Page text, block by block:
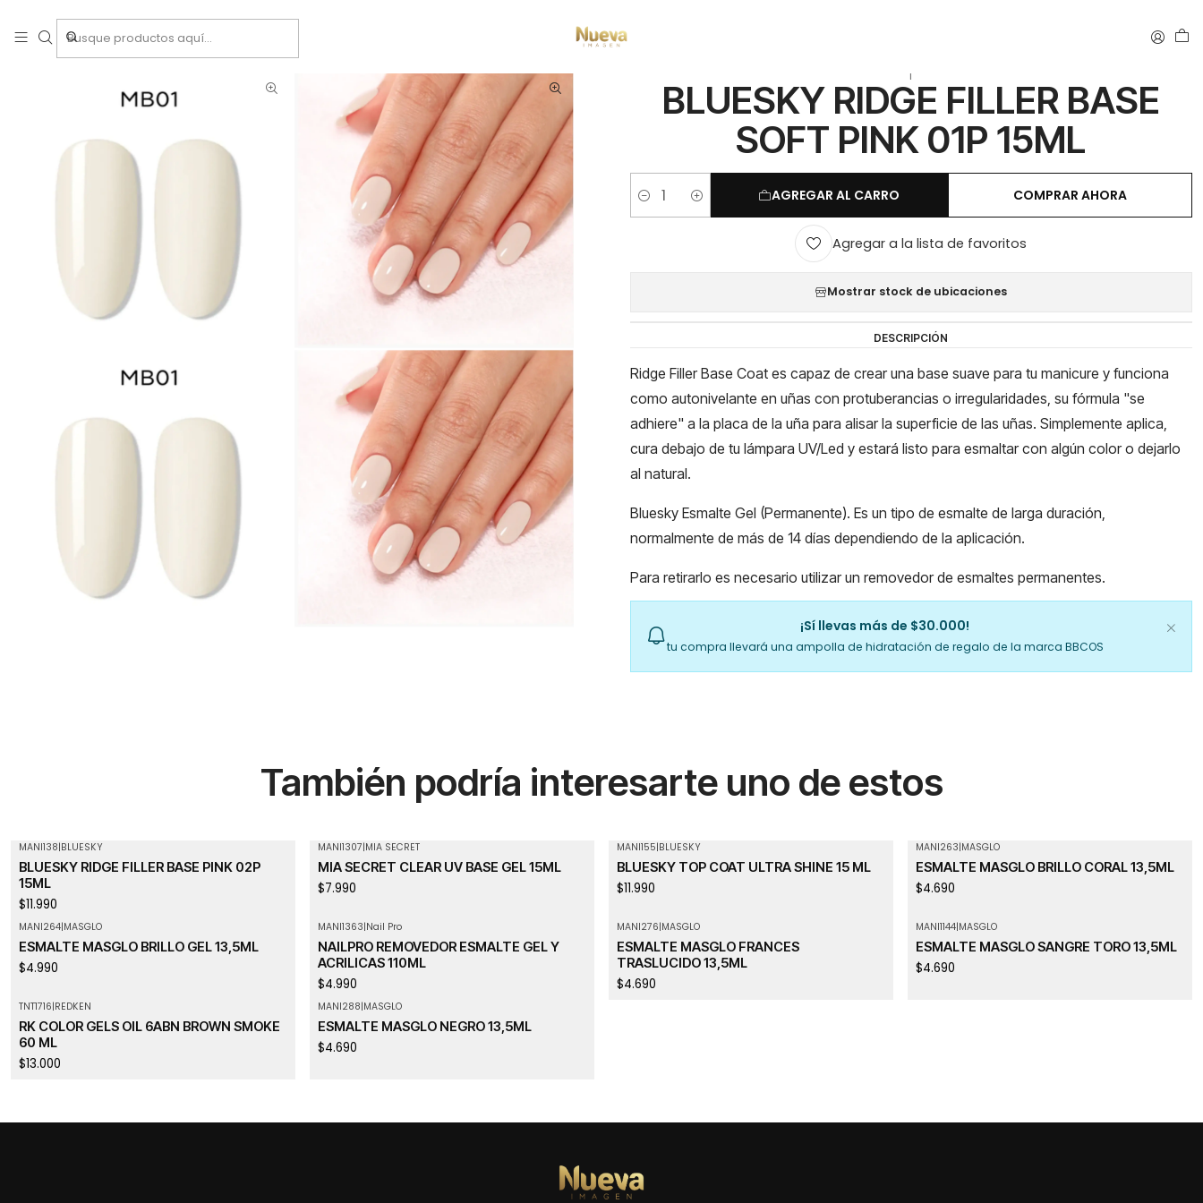
|
BLUESKY RIDGE FILLER BASE
SOFT PINK 01P 15ML
Cantidad AGREGAR AL CARRO COMPRAR AHORA
Agregar a la lista de favoritos
Mostrar stock de ubicaciones
DESCRIPCIÓN
Ridge Filler Base Coat es capaz de crear una base suave para tu manicure y funciona
como autonivelante en uñas con protuberancias o irregularidades, su fórmula "se
adhiere" a la placa de la uña para alisar la superficie de las uñas. Simplemente aplica,
cura debajo de tu lámpara UV/Led y estará listo para esmaltar con algún color o dejarlo
al natural.
Bluesky Esmalte Gel (Permanente). Es un tipo de esmalte de larga duración,
normalmente de más de 14 días dependiendo de la aplicación.
Para retirarlo es necesario utilizar un removedor de esmaltes permanentes.
¡Sí llevas más de $30.000!
tu compra llevará una ampolla de hidratación de regalo de la marca BBCOS
También podría interesarte uno de estos
MANI138|BLUESKY
BLUESKY RIDGE FILLER BASE PINK 02P
15ML
$11.990
MANI1307|MIA SECRET
MIA SECRET CLEAR UV BASE GEL 15ML
$7.990
MANI155|BLUESKY
BLUESKY TOP COAT ULTRA SHINE 15 ML
$11.990
MANI263|MASGLO
ESMALTE MASGLO BRILLO CORAL 13,5ML
$4.690
MANI264|MASGLO
ESMALTE MASGLO BRILLO GEL 13,5ML
$4.990
MANI1363|Nail Pro
NAILPRO REMOVEDOR ESMALTE GEL Y
ACRILICAS 110ML
$4.990
MANI276|MASGLO
ESMALTE MASGLO FRANCES
TRASLUCIDO 13,5ML
$4.690
MANI1144|MASGLO
ESMALTE MASGLO SANGRE TORO 13,5ML
$4.690
TNT1716|REDKEN
RK COLOR GELS OIL 6ABN BROWN SMOKE
60 ML
$13.000
MANI288|MASGLO
ESMALTE MASGLO NEGRO 13,5ML
$4.690